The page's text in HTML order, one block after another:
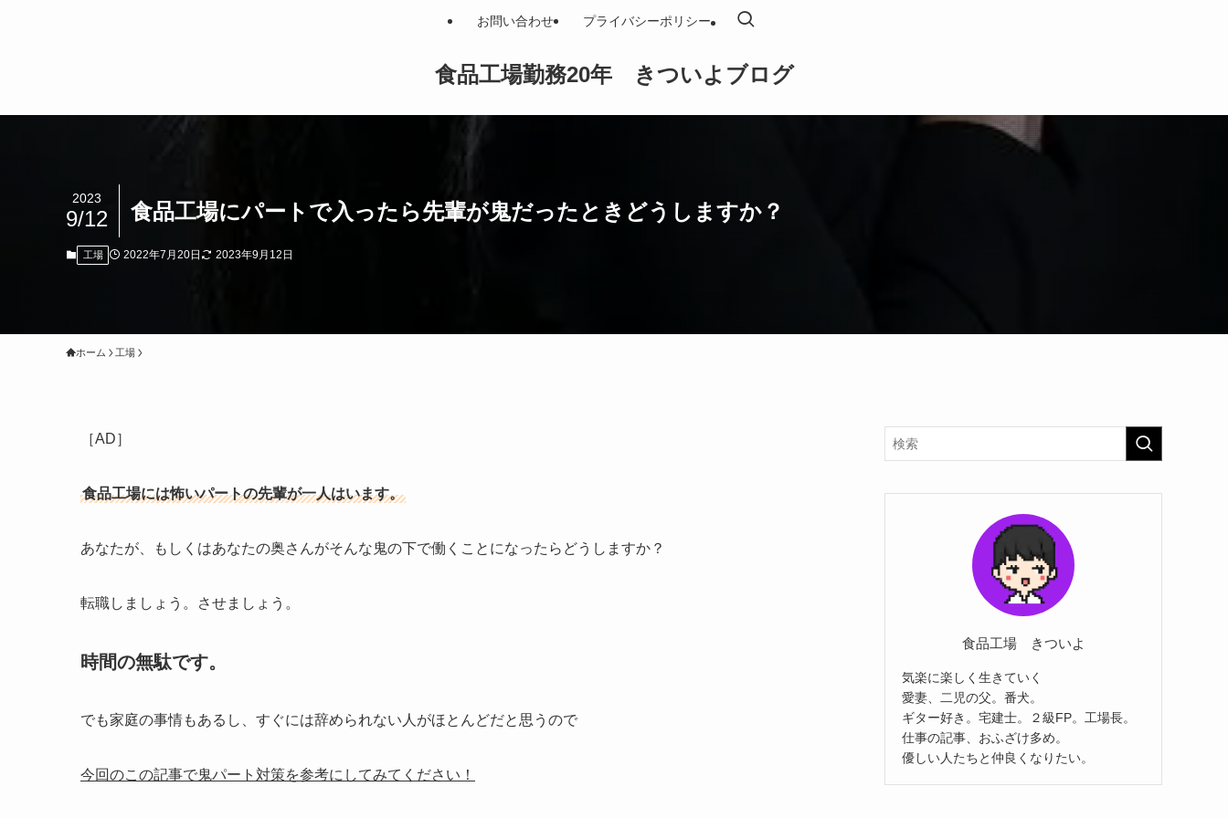
食品工場勤務20年 きついよブログ
お問い合わせ プライバシーポリシー
食品工場にパートで入ったら先輩が鬼だったときどうしますか？
2023
9/12
工場 2022年7月20日 2023年9月12日
ホーム 工場
［AD］
食品工場には怖いパートの先輩が一人はいます。
あなたが、もしくはあなたの奥さんがそんな鬼の下で働くことになったらどうしますか？
転職しましょう。させましょう。
時間の無駄です。
でも家庭の事情もあるし、すぐには辞められない人がほとんどだと思うので
今回のこの記事で鬼パート対策を参考にしてみてください！
食品工場 きついよ
気楽に楽しく生きていく
愛妻、二児の父。番犬。
ギター好き。宅建士。２級FP。工場長。
仕事の記事、おふざけ多め。
優しい人たちと仲良くなりたい。